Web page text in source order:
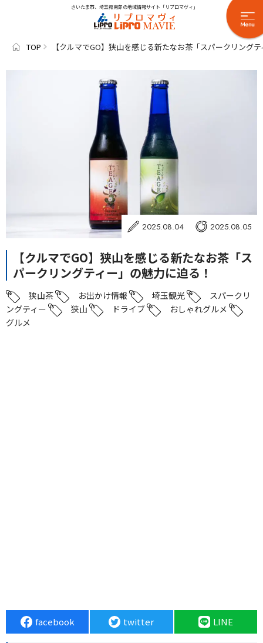
さいたま市、埼玉県南部の地域情報サイト「リプロマヴィ」
TOP 【クルマでGO】狭山を感じる新たなお茶「スパークリング
2025.08.04 2025.08.05
【クルマでGO】狭山を感じる新たなお茶「ス
パークリングティー」の魅力に迫る！
狭山茶 お出かけ情報 埼玉観光
スパークリ
ングティー
狭山 ドライブ
おしゃれグルメ
グルメ
facebook twitter LINE